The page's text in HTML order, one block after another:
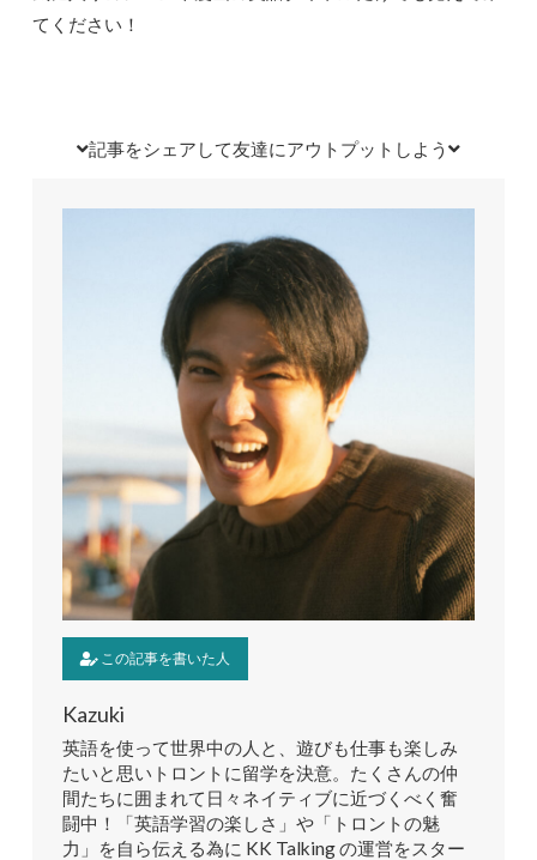
てください！
記事をシェアして友達にアウトプットしよう
この記事を書いた人
Kazuki
英語を使って世界中の人と、遊びも仕事も楽しみ
たいと思いトロントに留学を決意。たくさんの仲
間たちに囲まれて日々ネイティブに近づくべく奮
闘中！「英語学習の楽しさ」や「トロントの魅
力」を自ら伝える為に KK Talking の運営をスター